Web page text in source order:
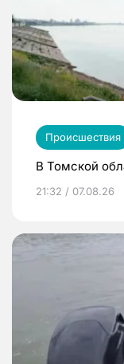
Происшествия
В Томской
21:32 / 07.08.26